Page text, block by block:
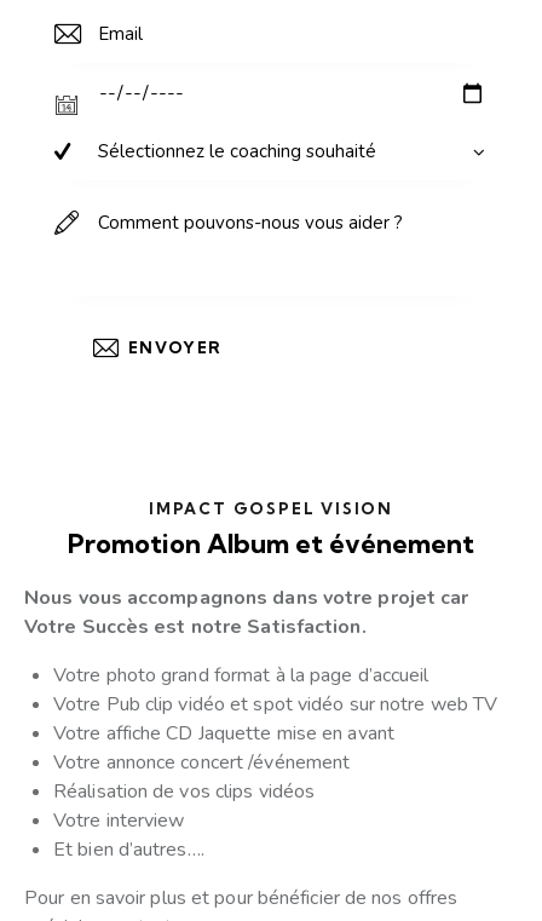
IMPACT GOSPEL VISION
Promotion Album et événement
Nous vous accompagnons dans votre projet car
Votre Succès est notre Satisfaction.
Votre photo grand format à la page d’accueil
Votre Pub clip vidéo et spot vidéo sur notre web TV
Votre affiche CD Jaquette mise en avant
Votre annonce concert /événement
Réalisation de vos clips vidéos
Votre interview
Et bien d’autres….
Pour en savoir plus et pour bénéficier de nos offres